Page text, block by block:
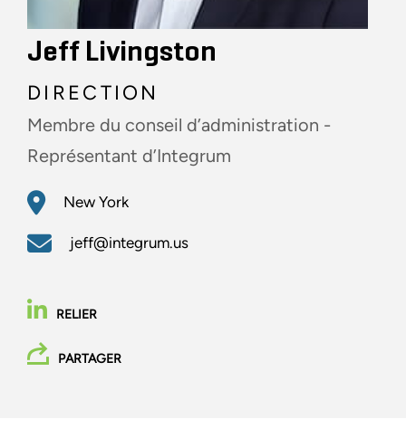
Jeff Livingston
DIRECTION
Membre du conseil d’administration -
Représentant d’Integrum
New York
jeff@integrum.us
RELIER
PARTAGER